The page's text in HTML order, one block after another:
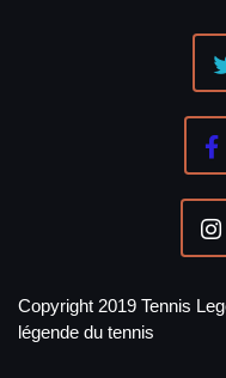
Copyright 2019 Tennis
légende du tennis